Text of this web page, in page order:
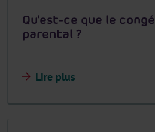
Qu'est-ce que le congé
parental ?
Lire plus